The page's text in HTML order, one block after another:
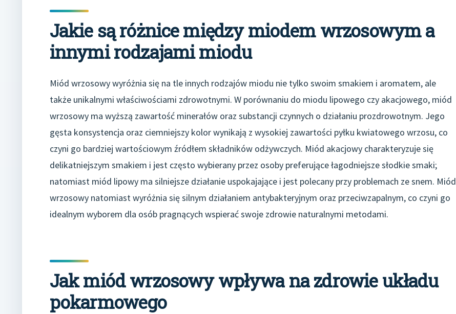
Jakie są różnice między miodem wrzosowym a
innymi rodzajami miodu
Miód wrzosowy wyróżnia się na tle innych rodzajów miodu nie tylko swoim smakiem i aromatem, ale
także unikalnymi właściwościami zdrowotnymi. W porównaniu do miodu lipowego czy akacjowego, miód
wrzosowy ma wyższą zawartość minerałów oraz substancji czynnych o działaniu prozdrowotnym. Jego
gęsta konsystencja oraz ciemniejszy kolor wynikają z wysokiej zawartości pyłku kwiatowego wrzosu, co
czyni go bardziej wartościowym źródłem składników odżywczych. Miód akacjowy charakteryzuje się
delikatniejszym smakiem i jest często wybierany przez osoby preferujące łagodniejsze słodkie smaki;
natomiast miód lipowy ma silniejsze działanie uspokajające i jest polecany przy problemach ze snem. Miód
wrzosowy natomiast wyróżnia się silnym działaniem antybakteryjnym oraz przeciwzapalnym, co czyni go
idealnym wyborem dla osób pragnących wspierać swoje zdrowie naturalnymi metodami.
Jak miód wrzosowy wpływa na zdrowie układu
pokarmowego